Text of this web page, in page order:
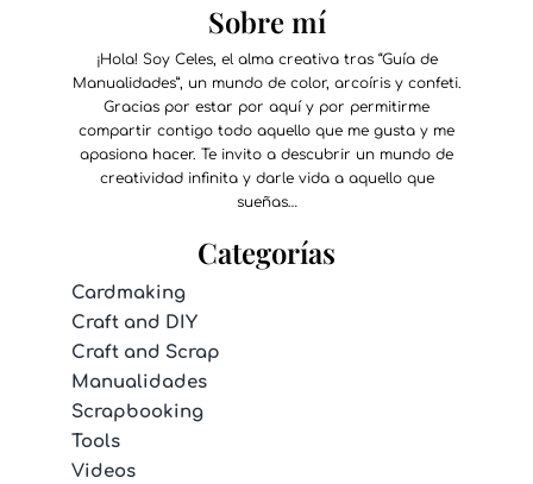
Sobre mí
¡Hola! Soy Celes, el alma creativa tras “Guía de
Manualidades”, un mundo de color, arcoíris y confeti.
Gracias por estar por aquí y por permitirme
compartir contigo todo aquello que me gusta y me
apasiona hacer. Te invito a descubrir un mundo de
creatividad infinita y darle vida a aquello que
sueñas…
Categorías
Cardmaking
Craft and DIY
Craft and Scrap
Manualidades
Scrapbooking
Tools
Videos